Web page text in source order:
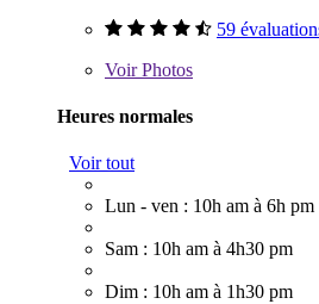
59
VoirPhotos
Heures normales
Voir tout
Lun - ven : 10h am à 6h pm
Sam : 10h am à 4h30 pm
Dim : 10h am à 1h30 pm